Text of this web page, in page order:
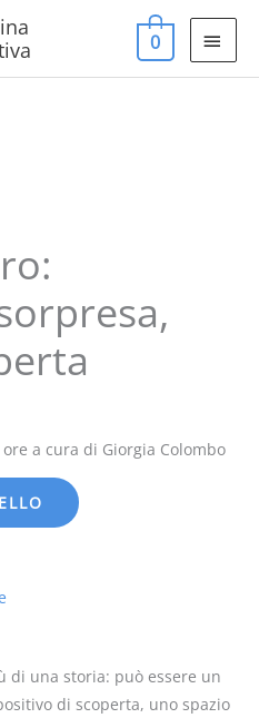
0
a cura di Giorgia Colombo
di una storia: può essere un
di scoperta, uno spazio